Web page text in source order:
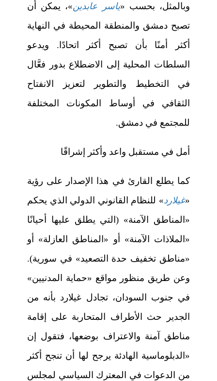
وبالمثل، بحسب «ياسر عابدين»، يمكن أن
تصبح دمشق والمنطقة المحيطة في النهاية
أكثر أمنًا بأن تصبح أكثر اتحادًا. ويدعو
السلطات المحلية إلى الاضطلاع بدور فعَّال
في التخطيط والتطوير لتعزيز الانفتاح
الثقافي في أوساط المكونات المختلفة
للمجتمع في دمشق.
أمل في مستقبل واعد وأكثر إشراقًا
كما يطلع القارئ في هذا الإصدار على رؤية
«غيلارد» للنظام القانوني الدولي الذي يحكم
«المناطق الآمنة» (التي يطلق عليها أحيانًا
«الملاذات الآمنة» أو «المناطق العازلة» أو
«مناطق تخفيف حدة التصعيد» في سورية).
وعن طريق منظور مواقع «حماية المدنيين»
في جنوب السودان، تجادل غيلارد بأنه من
الجدير حث الأطراف المتحاربة على إقامة
مناطق آمنة والاعتراف بوضعها، فتقول إن
«الدبلوماسية الهادئة يرجح لها أن تنجح أكثر
من الدعوات في المعترك السياسي لمجلس